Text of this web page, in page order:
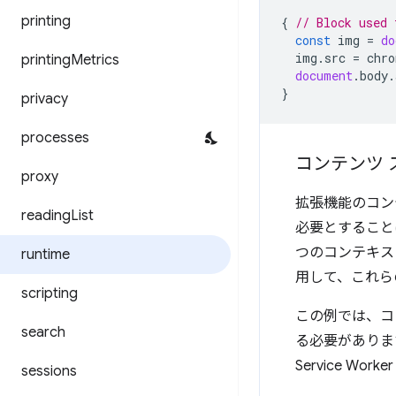
printing
printingMetrics
privacy
processes
proxy
readingList
runtime
scripting
search
sessions
{ // Block
const img =
img . src =
document.body.
}
コンテンツ
拡張機能のコ
必要とするこ
つのコンテキ
用して、これ
この例では、
る必要があり
Service